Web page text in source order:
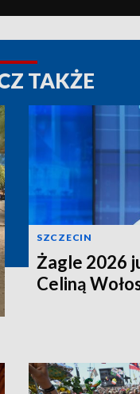
TAKŻE
SZCZECIN
Żagle 2026
Celiną